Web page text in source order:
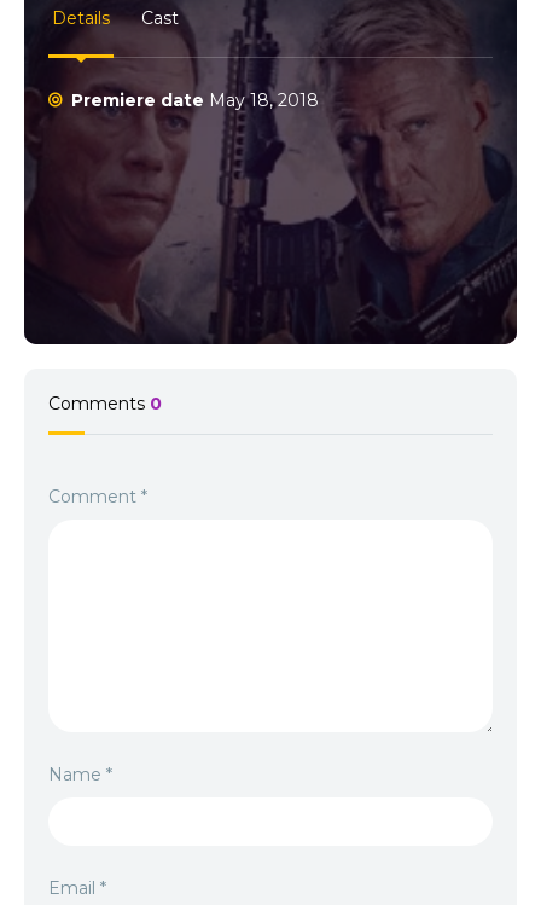
Details Cast
Premiere date May 18, 2018
Comments 0
Comment *
Name *
Email *